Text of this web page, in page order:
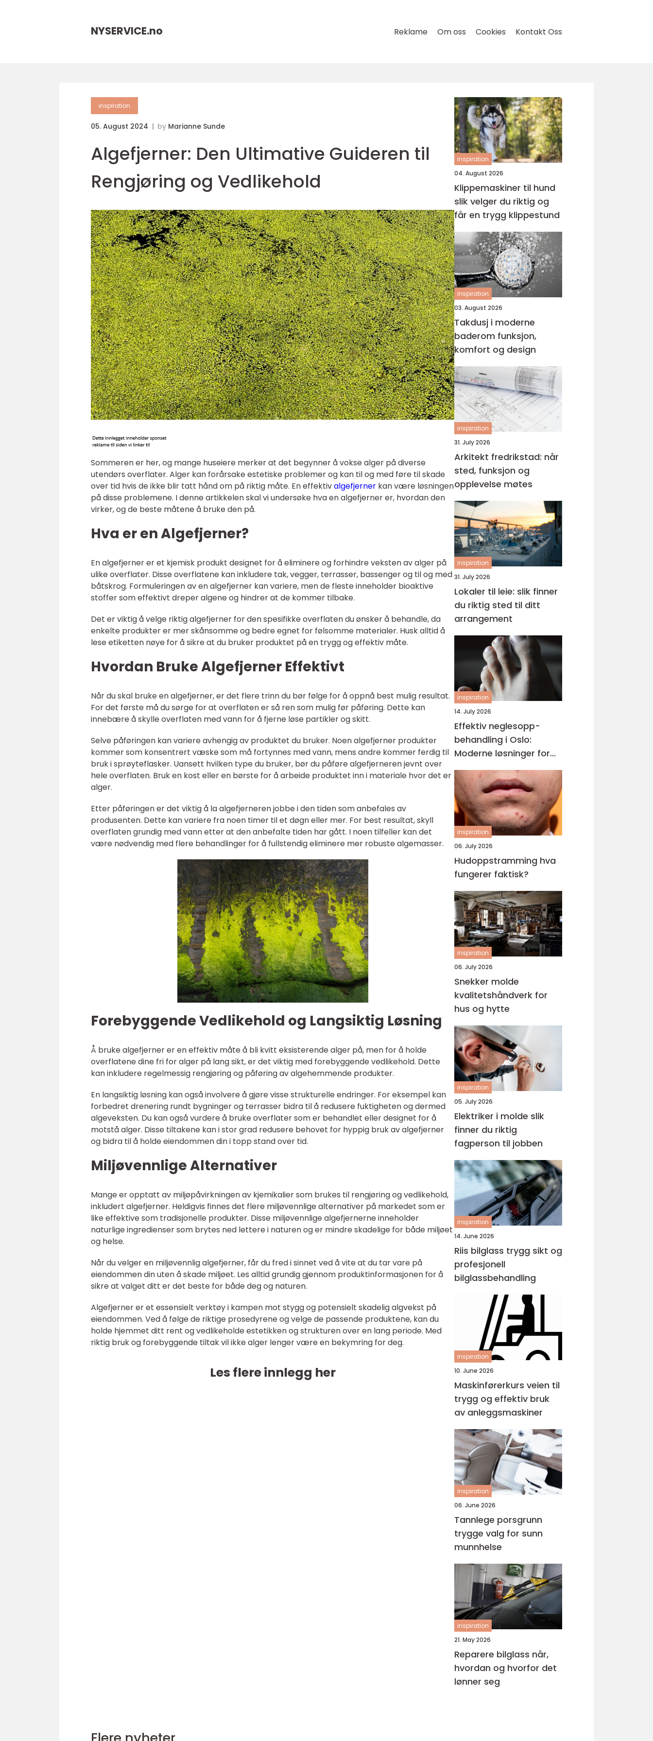
NYSERVICE.no Reklame Om oss Cookies Kontakt Oss
inspiration
05. August 2024 by Marianne Sunde
Algefjerner: Den Ultimative Guideren til
Rengjøring og Vedlikehold
Sommeren er her, og mange huseiere merker at det begynner å vokse alger på diverse
utendørs overflater. Alger kan forårsake estetiske problemer og kan til og med føre til skade
over tid hvis de ikke blir tatt hånd om på riktig måte. En effektivalgefjerner kan være løsningen
på disse problemene. I denne artikkelen skal vi undersøke hva en algefjerner er, hvordan den
virker, og de beste måtene å bruke den på.
Hva er en Algefjerner?
En algefjerner er et kjemisk produkt designet for å eliminere og forhindre veksten av alger på
ulike overflater. Disse overflatene kan inkludere tak, vegger, terrasser, bassenger og til og med
båtskrog. Formuleringen av en algefjerner kan variere, men de fleste inneholder bioaktive
stoffer som effektivt dreper algene og hindrer at de kommer tilbake.
Det er viktig å velge riktig algefjerner for den spesifikke overflaten du ønsker å behandle, da
enkelte produkter er mer skånsomme og bedre egnet for følsomme materialer. Husk alltid å
lese etiketten nøye for å sikre at du bruker produktet på en trygg og effektiv måte.
Hvordan Bruke Algefjerner Effektivt
Når du skal bruke en algefjerner, er det flere trinn du bør følge for å oppnå best mulig resultat.
For det første må du sørge for at overflaten er så ren som mulig før påføring. Dette kan
innebære å skylle overflaten med vann for å fjerne løse partikler og skitt.
Selve påføringen kan variere avhengig av produktet du bruker. Noen algefjerner produkter
kommer som konsentrert væske som må fortynnes med vann, mens andre kommer ferdig til
bruk i sprøyteflasker. Uansett hvilken type du bruker, bør du påføre algefjerneren jevnt over
hele overflaten. Bruk en kost eller en børste for å arbeide produktet inn i materiale hvor det er
alger.
Etter påføringen er det viktig å la algefjerneren jobbe i den tiden som anbefales av
produsenten. Dette kan variere fra noen timer til et døgn eller mer. For best resultat, skyll
overflaten grundig med vann etter at den anbefalte tiden har gått. I noen tilfeller kan det
være nødvendig med flere behandlinger for å fullstendig eliminere mer robuste algemasser.
Forebyggende Vedlikehold og Langsiktig Løsning
Å bruke algefjerner er en effektiv måte å bli kvitt eksisterende alger på, men for å holde
overflatene dine fri for alger på lang sikt, er det viktig med forebyggende vedlikehold. Dette
kan inkludere regelmessig rengjøring og påføring av algehemmende produkter.
En langsiktig løsning kan også involvere å gjøre visse strukturelle endringer. For eksempel kan
forbedret drenering rundt bygninger og terrasser bidra til å redusere fuktigheten og dermed
algeveksten. Du kan også vurdere å bruke overflater som er behandlet eller designet for å
motstå alger. Disse tiltakene kan i stor grad redusere behovet for hyppig bruk av algefjerner
og bidra til å holde eiendommen din i topp stand over tid.
Miljøvennlige Alternativer
Mange er opptatt av miljøpåvirkningen av kjemikalier som brukes til rengjøring og vedlikehold,
inkludert algefjerner. Heldigvis finnes det flere miljøvennlige alternativer på markedet som er
like effektive som tradisjonelle produkter. Disse miljøvennlige algefjernerne inneholder
naturlige ingredienser som brytes ned lettere i naturen og er mindre skadelige for både miljøet
og helse.
Når du velger en miljøvennlig algefjerner, får du fred i sinnet ved å vite at du tar vare på
eiendommen din uten å skade miljøet. Les alltid grundig gjennom produktinformasjonen for å
sikre at valget ditt er det beste for både deg og naturen.
Algefjerner er et essensielt verktøy i kampen mot stygg og potensielt skadelig algvekst på
eiendommen. Ved å følge de riktige prosedyrene og velge de passende produktene, kan du
holde hjemmet ditt rent og vedlikeholde estetikken og strukturen over en lang periode. Med
riktig bruk og forebyggende tiltak vil ikke alger lenger være en bekymring for deg.
Les flere innlegg her
inspiration
04. August 2026
Klippemaskiner til hund
slik velger du riktig og
får en trygg klippestund
inspiration
03. August 2026
Takdusj i moderne
baderom funksjon,
komfort og design
inspiration
31. July 2026
Arkitekt fredrikstad: når
sted, funksjon og
opplevelse møtes
inspiration
31. July 2026
Lokaler til leie: slik finner
du riktig sted til ditt
arrangement
inspiration
14. July 2026
Effektiv neglesopp-
behandling i Oslo:
Moderne løsninger for
friske negler og varig
effekt
inspiration
06. July 2026
Hudoppstramming hva
fungerer faktisk?
inspiration
06. July 2026
Snekker molde
kvalitetshåndverk for
hus og hytte
inspiration
05. July 2026
Elektriker i molde slik
finner du riktig
fagperson til jobben
inspiration
14. June 2026
Riis bilglass trygg sikt og
profesjonell
bilglassbehandling
inspiration
10. June 2026
Maskinførerkurs veien til
trygg og effektiv bruk
av anleggsmaskiner
inspiration
06. June 2026
Tannlege porsgrunn
trygge valg for sunn
munnhelse
inspiration
21. May 2026
Reparere bilglass når,
hvordan og hvorfor det
lønner seg